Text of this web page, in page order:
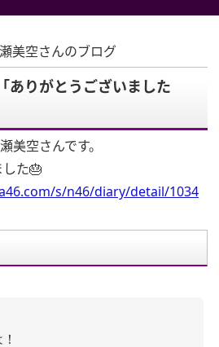
美空さんのブログ
ありがとうございました
美空さんです。
た🎂
s/n46/diary/detail/1034